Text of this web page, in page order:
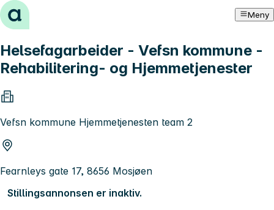
Hopp til innhold Meny
Helsefagarbeider - Vefsn kommune -
Rehabilitering- og Hjemmetjenester
Vefsn kommune Hjemmetjenesten team 2
Fearnleys gate 17, 8656 Mosjøen
Stillingsannonsen er inaktiv.